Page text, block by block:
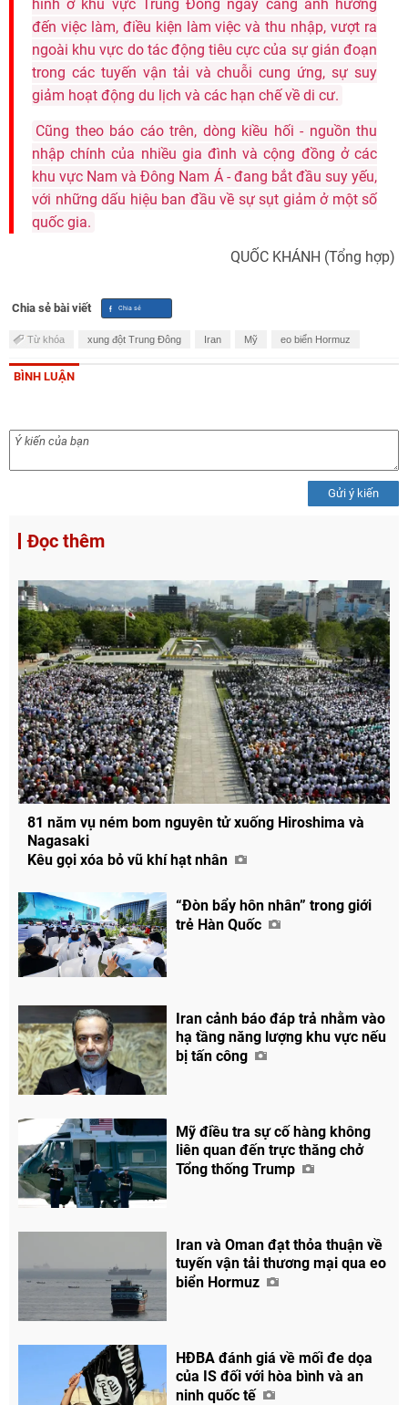
hình ở khu vực Trung Đông ngày càng ảnh hưởng
đến việc làm, điều kiện làm việc và thu nhập, vượt ra
ngoài khu vực do tác động tiêu cực của sự gián đoạn
trong các tuyến vận tải và chuỗi cung ứng, sự suy
giảm hoạt động du lịch và các hạn chế về di cư.
Cũng theo báo cáo trên, dòng kiều hối - nguồn thu
nhập chính của nhiều gia đình và cộng đồng ở các
khu vực Nam và Đông Nam Á - đang bắt đầu suy yếu,
với những dấu hiệu ban đầu về sự sụt giảm ở một số
quốc gia.
QUỐC KHÁNH (Tổng hợp)
Chia sẻ bài viết
Từ khóa xung đột Trung Đông Iran Mỹ eo biển Hormuz
BÌNH LUẬN
Gửi ý kiến
Đọc thêm
81 năm vụ ném bom nguyên tử xuống Hiroshima và
Nagasaki
Kêu gọi xóa bỏ vũ khí hạt nhân
“Đòn bẩy hôn nhân” trong giới
trẻ Hàn Quốc
Iran cảnh báo đáp trả nhằm vào
hạ tầng năng lượng khu vực nếu
bị tấn công
Mỹ điều tra sự cố hàng không
liên quan đến trực thăng chở
Tổng thống Trump
Iran và Oman đạt thỏa thuận về
tuyến vận tải thương mại qua eo
biển Hormuz
HĐBA đánh giá về mối đe dọa
của IS đối với hòa bình và an
ninh quốc tế